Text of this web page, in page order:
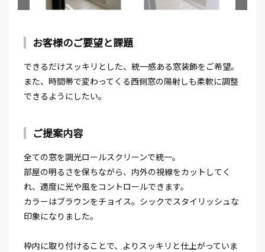
お客様のご要望と課題
できるだけスッキリとした、統一感ある窓装飾をご希望。
また、時間帯で変わってくる西側窓の陽射しも柔軟に調整
できるようにしたい。
ご提案内容
全ての窓を調光ロールスクリーンで統一。
部屋の明るさを保ちながら、内外の視線をカットしてく
れ、適度に光や風をコントロールできます。
カラーはブラウンをチョイス。シックでスタイリッシュな
印象になりました。
枠内に取り付けることで、よりスッキリと仕上がっていま